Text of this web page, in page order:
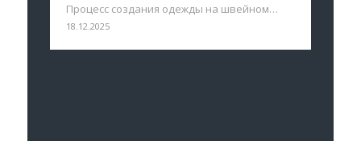
Процесс создания одежды на швейном…
18.12.2025